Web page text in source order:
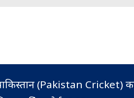
पाकिस्तान (Pakistan Cricket)